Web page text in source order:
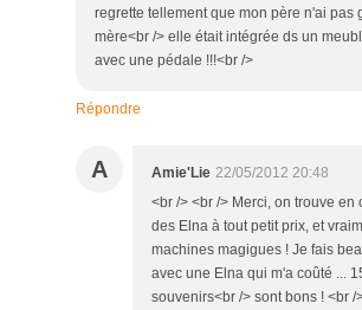
regrette tellement que mon père n'ai pas
mère<br /> elle était intégrée ds un
avec une pédale !!!<br />
Répondre
A Amie'Lie 22/05/2012 20:48
<br /> <br /> Merci, on trouve en
des Elna à tout petit prix, et
machines magigues ! Je fais
avec une Elna qui m'a coûté ...
souvenirs<br /> sont bons ! <br /